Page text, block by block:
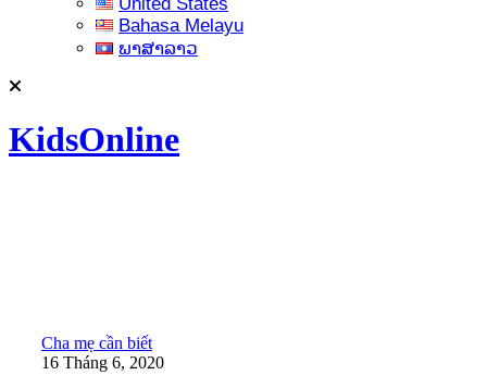
Bahasa Melayu
ພາສາລາວ
KidsOnline
Cha mẹ cần biết
16 Tháng 6, 2020